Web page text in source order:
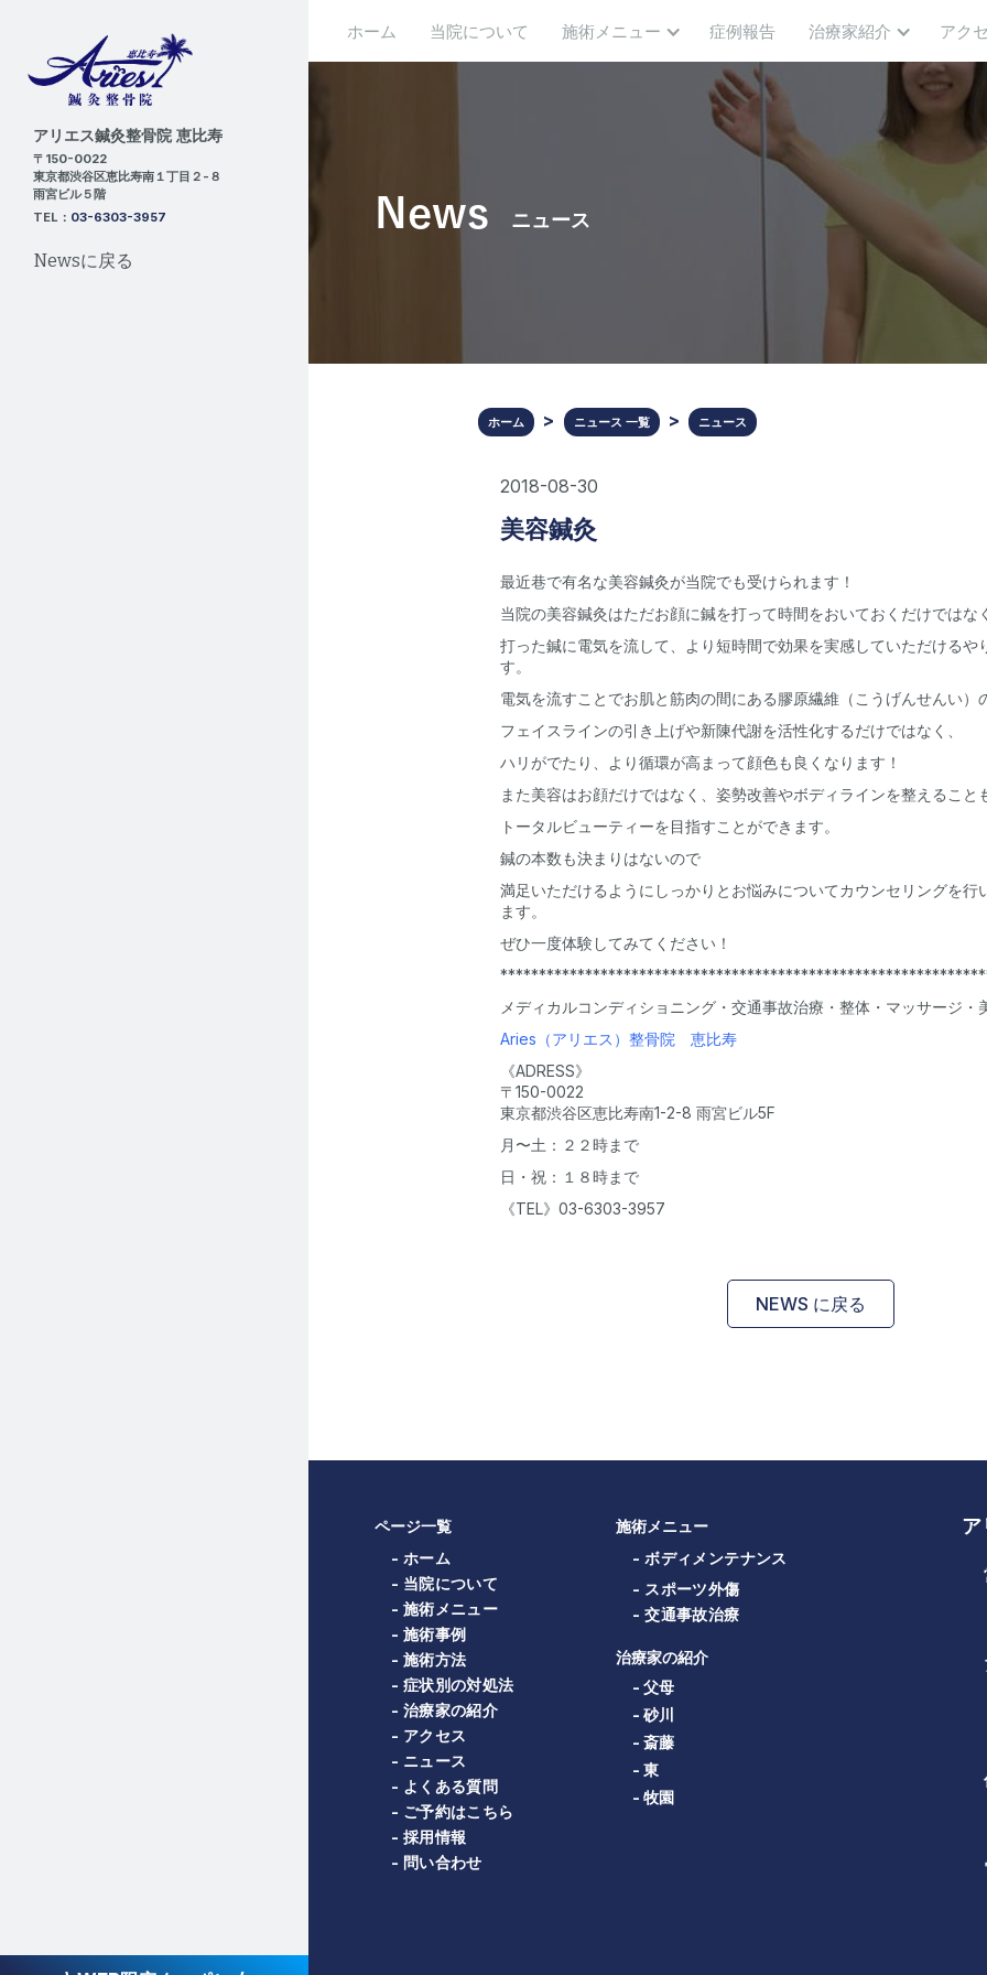
ホーム 当院について 施術メニュー 症例報告 治療家紹介 アク
アリエス鍼灸整骨院 恵比寿
〒150-0022
東京都渋谷区恵比寿南１丁目２-８
雨宮ビル５階
TEL： 03-6303-3957
Newsに戻る
News ニュース
ホーム ニュース 一覧 ニュース
2018-08-30
美容鍼灸
最近巷で有名な美容鍼灸が当院でも受けられます！
当院の美容鍼灸はただお顔に鍼を打って時間をおいておくだけではな
打った鍼に電気を流して、より短時間で効果を実感していただけるや
す。
電気を流すことでお肌と筋肉の間にある膠原繊維（こうげんせんい）
フェイスラインの引き上げや新陳代謝を活性化するだけではなく、
ハリがでたり、より循環が高まって顔色も良くなります！
また美容はお顔だけではなく、姿勢改善やボディラインを整えること
トータルビューティーを目指すことができます。
鍼の本数も決まりはないので
満足いただけるようにしっかりとお悩みについてカウンセリングを行
ます。
ぜひ一度体験してみてください！
メディカルコンディショニング・交通事故治療・整体・マッサージ・
Aries（アリエス）整骨院 恵比寿
《ADRESS》
〒150-0022
東京都渋谷区恵比寿南1-2-8 雨宮ビル5F
月〜土：２２時まで
日・祝：１８時まで
《TEL》03-6303-3957
NEWS に戻る
ページ一覧
- ホーム
- 当院について
- 施術メニュー
- 施術事例
- 施術方法
- 症状別の対処法
- 治療家の紹介
- アクセス
- ニュース
- よくある質問
- ご予約はこちら
- 採用情報
- 問い合わせ
施術メニュー
- ボディメンテナンス
- スポーツ外傷
- 交通事故治療
治療家の紹介
- 父母
- 砂川
- 斎藤
- 東
- 牧園
ア